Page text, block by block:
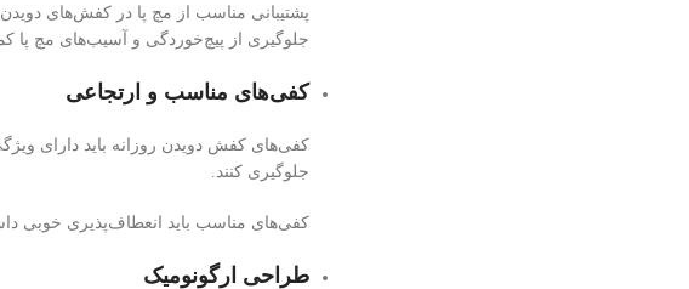
پشتیبانی مناسب از مچ پا در کفش‌های
جلوگیری از پیچ‌خوردگی و آسیب‌های مچ پا
کفی‌های مناسب و ارتجاعی
کفی‌های کفش دویدن روزانه باید دارای
جلوگیری کنند.
کفی‌های مناسب باید انعطاف‌پذیری خوبی
طراحی ارگونومیک